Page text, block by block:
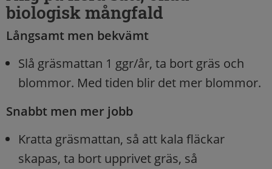
biologisk mångfald
Långsamt men bekvämt
Slå gräsmattan 1 ggr/år, ta bort gräs och
blommor. Med tiden blir det mer blommor.
Snabbt men mer jobb
Kratta gräsmattan, så att kala fläckar
skapas, ta bort upprivet gräs, så